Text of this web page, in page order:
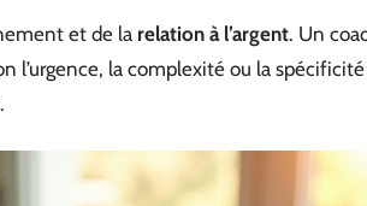
et de la relation à l’argent. Un
l’urgence, la complexité ou la